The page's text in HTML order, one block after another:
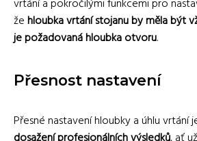
vrtání a pokročilými funkcemi pro
žehloubka vrtání stojanu by měla být
je požadovaná hloubka otvoru.
Přesnost nastavení
Přesné nastavení hloubky a úhlu vrtání